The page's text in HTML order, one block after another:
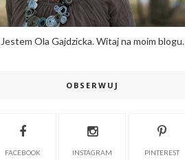
Jestem Ola Gajdzicka. Witaj na moim blogu.
OBSERWUJ
FACEBOOK INSTAGRAM PINTEREST